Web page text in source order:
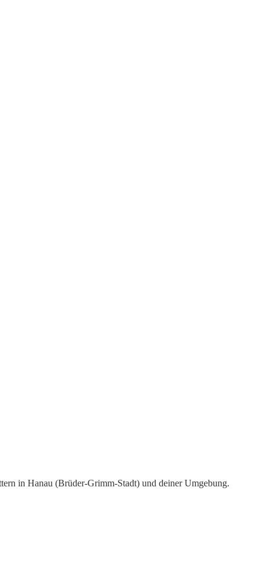
in Hanau (Brüder-Grimm-Stadt) und deiner Umgebung.